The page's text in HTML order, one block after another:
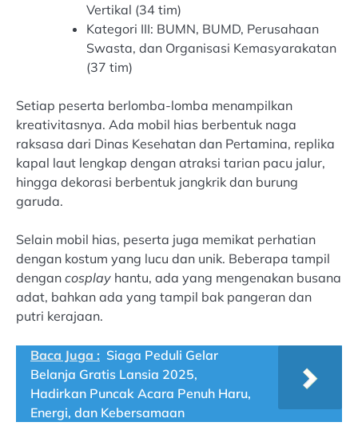
Vertikal (34 tim)
Kategori III: BUMN, BUMD, Perusahaan
Swasta, dan Organisasi Kemasyarakatan
(37 tim)
Setiap peserta berlomba-lomba menampilkan
kreativitasnya. Ada mobil hias berbentuk naga
raksasa dari Dinas Kesehatan dan Pertamina, replika
kapal laut lengkap dengan atraksi tarian pacu jalur,
hingga dekorasi berbentuk jangkrik dan burung
garuda.
Selain mobil hias, peserta juga memikat perhatian
dengan kostum yang lucu dan unik. Beberapa tampil
dengan cosplay hantu, ada yang mengenakan busana
adat, bahkan ada yang tampil bak pangeran dan
putri kerajaan.
Baca Juga : Siaga Peduli Gelar
Belanja Gratis Lansia 2025,
Hadirkan Puncak Acara Penuh Haru,
Energi, dan Kebersamaan